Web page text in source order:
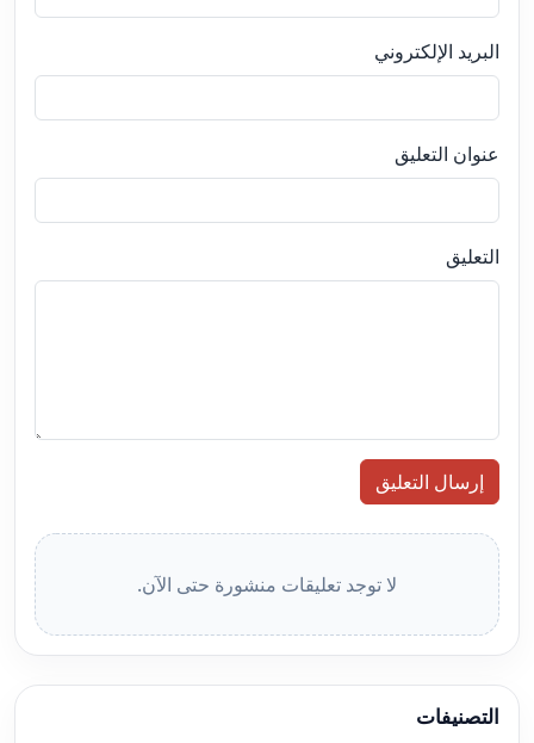
البريد الإلكتروني
عنوان التعليق
التعليق
إرسال التعليق
لا توجد تعليقات منشورة حتى الآن.
التصنيفات